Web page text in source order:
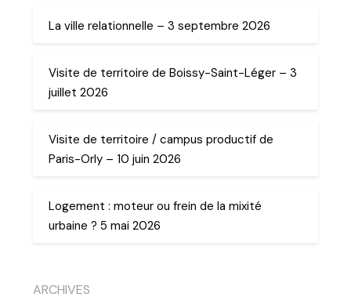
La ville relationnelle – 3 septembre 2026
Visite de territoire de Boissy-Saint-Léger – 3
juillet 2026
Visite de territoire / campus productif de
Paris-Orly – 10 juin 2026
Logement : moteur ou frein de la mixité
urbaine ? 5 mai 2026
ARCHIVES